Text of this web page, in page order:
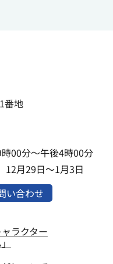
番地
00分～午後4時00分
12月29日～1月3日
い合わせ
ラクター